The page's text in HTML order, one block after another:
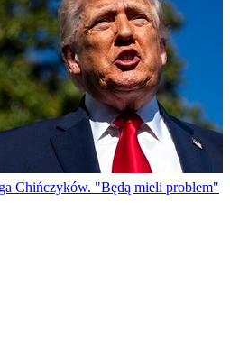
Chińczyków. "Będą mieli problem"